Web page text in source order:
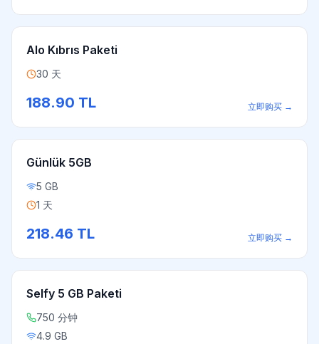
Alo Kıbrıs Paketi
30 天
188.90 TL 立即购买 →
Günlük 5GB
5 GB
1 天
218.46 TL 立即购买 →
Selfy 5 GB Paketi
750 分钟
4.9 GB